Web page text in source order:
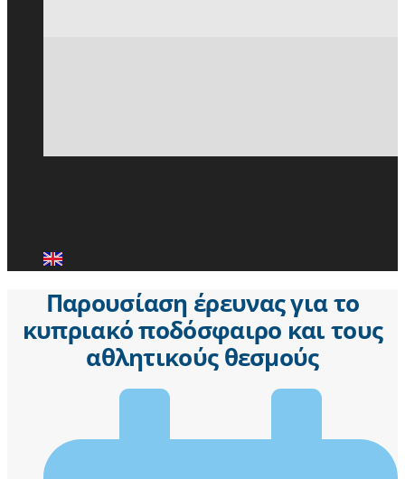
Παρουσίαση έρευνας για το
κυπριακό ποδόσφαιρο και τους
αθλητικούς θεσμούς